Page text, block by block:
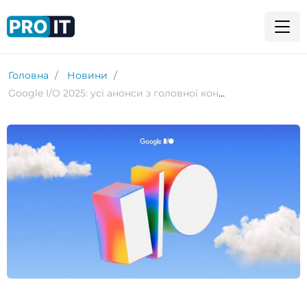
Головна
Новини
Google I/O 2025: усі анонси з головної конференції для розробників